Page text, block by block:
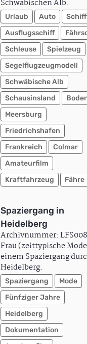
Schwäbischen Alb.
Urlaub Auto
Ausflugsschiff
Schleuse
Spielzeug
Segelflugzeugmodell
Schwäbische Alb
Schausinsland
Meersburg
Friedrichshafen
Frankreich
Colmar
Amateurfilm
Kraftfahrzeug
Fähre
Spaziergang in
Heidelberg
Archivnummer:
Frau (zeittypische
einem Spaziergang
Heidelberg.
Spaziergang
Mode
Fünfziger Jahre
Heidelberg
Dokumentation